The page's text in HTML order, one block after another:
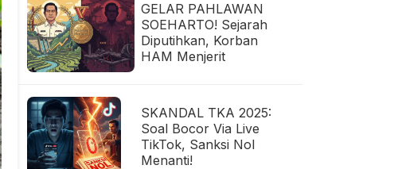
GELAR PAHLAWAN
SOEHARTO! Sejarah
Diputihkan, Korban
HAM Menjerit
SKANDAL TKA 2025:
Soal Bocor Via Live
TikTok, Sanksi Nol
Menanti!